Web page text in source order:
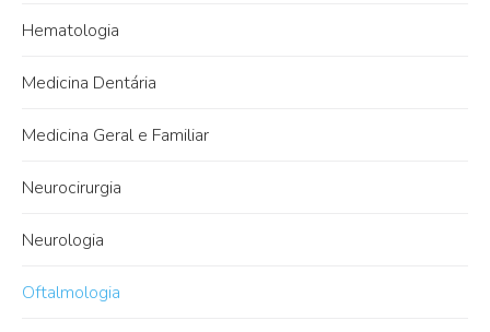
Hematologia
Medicina Dentária
Medicina Geral e Familiar
Neurocirurgia
Neurologia
Oftalmologia